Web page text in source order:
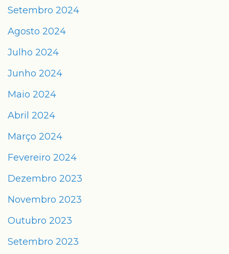
Setembro 2024
Agosto 2024
Julho 2024
Junho 2024
Maio 2024
Abril 2024
Março 2024
Fevereiro 2024
Dezembro 2023
Novembro 2023
Outubro 2023
Setembro 2023